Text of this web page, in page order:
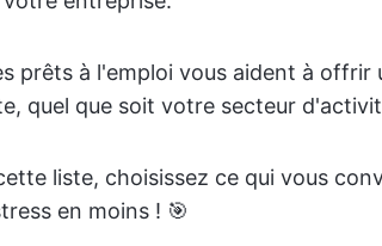
prêts à l'emploi vous aident à
quel que soit votre secteur
liste, choisissez ce qui vous
en moins ! 🎯